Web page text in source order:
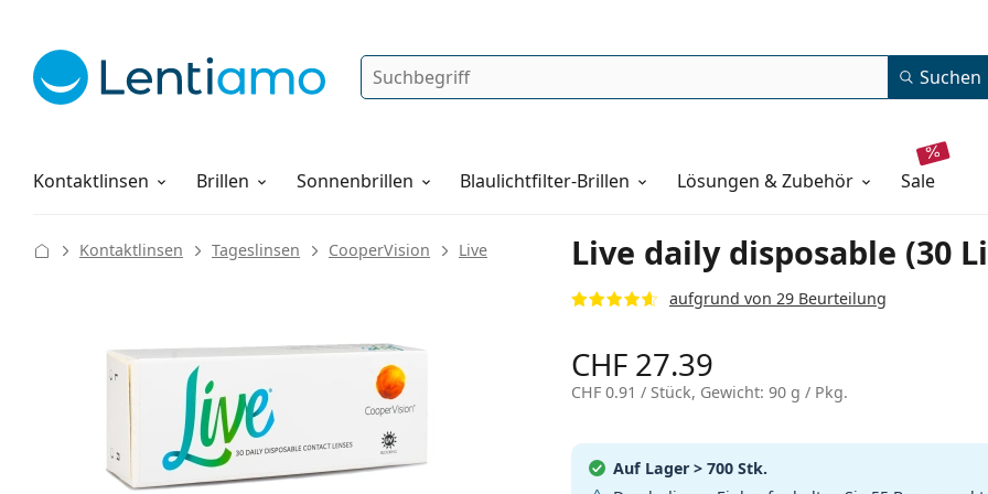
Suche Suchen
Kontaktlinsen
Pflegemittel Brillen Sonnenbrillen Blaulichtfilter-Brillen Lösungen & Zubehör sale
Alles über den Einkauf
Live daily disposable (30
aufgrund von 29 Beurteilung
Kontaktlinsen Tageslinsen CooperVision Live
CHF 27.39
CHF 0.91 / Stück, Gewicht: 90 g / Pkg.
Auf Lager > 700 Stk.